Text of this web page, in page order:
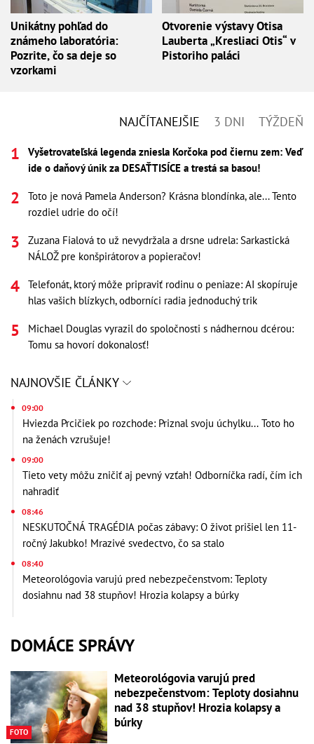
Unikátny pohľad do
známeho laboratória:
Pozrite, čo sa deje so
vzorkami
Otvorenie výstavy Otisa
Lauberta „Kresliaci Otis“ v
Pistoriho paláci
NAJČÍTANEJŠIE 3 DNI TÝŽDEŇ
Vyšetrovateľská legenda zniesla Korčoka pod čiernu zem: Veď
ide o daňový únik za DESAŤTISÍCE a trestá sa basou!
Toto je nová Pamela Anderson? Krásna blondínka, ale... Tento
rozdiel udrie do očí!
Zuzana Fialová to už nevydržala a drsne udrela: Sarkastická
NÁLOŽ pre konšpirátorov a popieračov!
Telefonát, ktorý môže pripraviť rodinu o peniaze: AI skopíruje
hlas vašich blízkych, odborníci radia jednoduchý trik
Michael Douglas vyrazil do spoločnosti s nádhernou dcérou:
Tomu sa hovorí dokonalosť!
NAJNOVŠIE ČLÁNKY
09:00
Hviezda Prcičiek po rozchode: Priznal svoju úchylku... Toto ho
na ženách vzrušuje!
09:00
Tieto vety môžu zničiť aj pevný vzťah! Odborníčka radí, čím ich
nahradiť
08:46
NESKUTOČNÁ TRAGÉDIA počas zábavy: O život prišiel len 11-
ročný Jakubko! Mrazivé svedectvo, čo sa stalo
08:40
Meteorológovia varujú pred nebezpečenstvom: Teploty
dosiahnu nad 38 stupňov! Hrozia kolapsy a búrky
DOMÁCE SPRÁVY
FOTO
Meteorológovia varujú pred
nebezpečenstvom: Teploty dosiahnu
nad 38 stupňov! Hrozia kolapsy a
búrky